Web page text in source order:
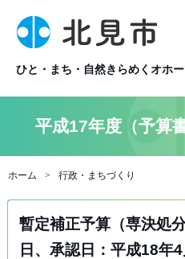
ひと・まち・自然きらめくオホ
平成17年度（予算
ホーム 行政・まちづくり
暫定補正予算（専決処
日、承認日：平成18年4